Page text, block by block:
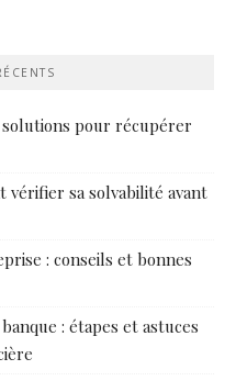
pour récupérer
vérifier sa solvabilité avant
: conseils et bonnes
: étapes et astuces